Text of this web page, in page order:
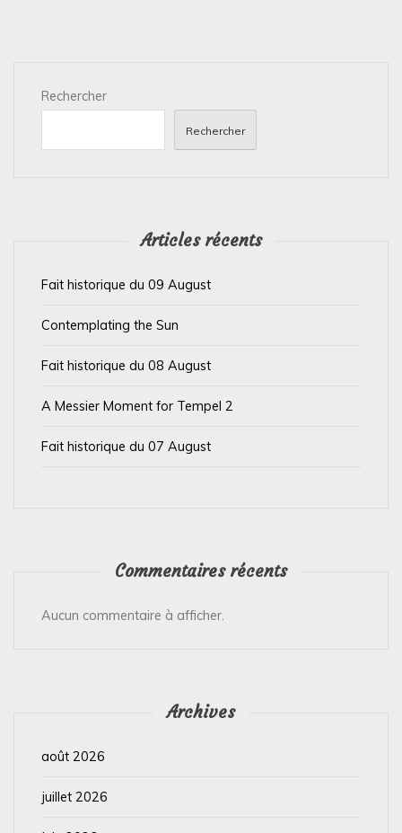
Rechercher
Rechercher
Articles récents
Fait historique du 09 August
Contemplating the Sun
Fait historique du 08 August
A Messier Moment for Tempel 2
Fait historique du 07 August
Commentaires récents
Aucun commentaire à afficher.
Archives
août 2026
juillet 2026